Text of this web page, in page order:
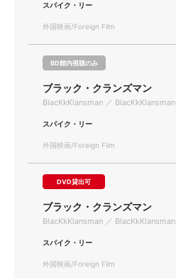
スパイク・リー
外国映画/Foreign Film
BD館内視聴のみ
ブラック・クランズマン
BlacKkKlansman ／ BlacKkKlansman
スパイク・リー
外国映画/Foreign Film
DVD貸出可
ブラック・クランズマン
BlacKkKlansman ／ BlacKkKlansman
スパイク・リー
外国映画/Foreign Film